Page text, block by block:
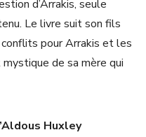
d’Arrakis, seule
Le livre suit son fils
pour Arrakis et les
de sa mère qui
Huxley